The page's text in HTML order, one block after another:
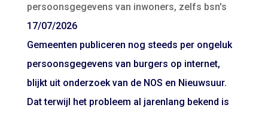
persoonsgegevens van inwoners, zelfs bsn's
17/07/2026
Gemeenten publiceren nog steeds per ongeluk
persoonsgegevens van burgers op internet,
blijkt uit onderzoek van de NOS en Nieuwsuur.
Dat terwijl het probleem al jarenlang bekend is